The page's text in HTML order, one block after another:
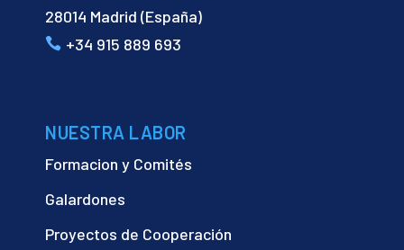
28014 Madrid (España)
+34 915 889 693
NUESTRA LABOR
Formacion y Comités
Galardones
Proyectos de Cooperación